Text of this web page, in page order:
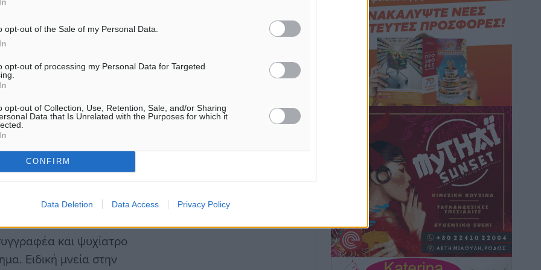
opt-out of the Sale of my Personal Data.
opt-out of processing my Personal Data for Targeted
opt-out of Collection, Use, Retention, Sale, and/or Sharing
Data that Is Unrelated with the Purposes for which it
CONFIRM
Data Deletion Data Access Privacy Policy
Ιστορικός,
ΕΚΠΑ. Με τις
Μανούσης ο
ανέδειξαν
το αποτύπωσε
και ψυχίατρο
Ειδική μνεία στην
χρόνια μετά το ολοκαύτωμα…
Κλεάνθης: Δουλειές μετά ευχαριστιών
στο γήπεδο, ατομικό για δύο
πριν 49 λεπτά
Φοίβος: Εν αναμονή του Νίκου Λαζίδη
• πριν 50 λεπτά
Ιάλυσος Β’: Νωρίς νωρίς μπήκαν στα
βάσανα της προετοιμασίας
Αθλητικά• πριν 52 λεπτά
Εθνικός Αρχίπολης: Μεγάλο βήμα
προόδου η ίδρυση Ακαδημίας
Αθλητικά• πριν 56 λεπτά
Ιππότες: Με το βλέμμα στραμμένο στο
μέλλον